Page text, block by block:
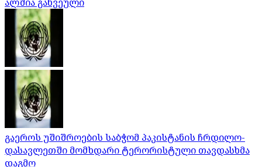
გაეროს უშიშროების საბჭომ პაკისტანის ჩრდილო-
დასავლეთში მომხდარი ტერორისტული თავდასხმა
დაგმო